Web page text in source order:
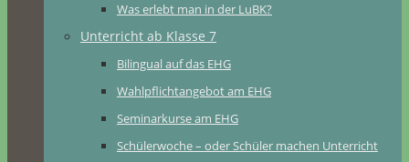
Was erlebt man in der LuBK?
Unterricht ab Klasse 7
Bilingual auf das EHG
Wahlpflichtangebot am EHG
Seminarkurse am EHG
Schülerwoche – oder Schüler machen Unterricht